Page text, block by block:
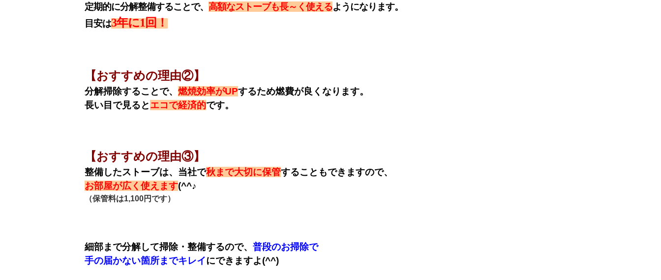
定期的に分解整備することで、 高額なストーブも長～ く 使えるようになります。
目安は3年に1回 ！
【おすすめの理由②】
分解掃除することで、 燃焼効率がUPするため燃費が良くなります。
長い目で見るとエコで経済的です。
【おすすめの理由③】
整備したストーブは、当社で秋まで大切に保管することもできますので、
お部屋が広く使えます(^^♪
（保管料は1,100円です）
細部まで分解して掃除・整備するので、 普段のお掃除で
手の届かない箇所までキレイにできますよ(^^)